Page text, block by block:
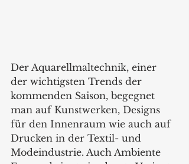
Der Aquarellmaltechnik, einer
der wichtigsten Trends der
kommenden Saison, begegnet
man auf Kunstwerken, Designs
für den Innenraum wie auch auf
Drucken in der Textil- und
Modeindustrie. Auch Ambiente